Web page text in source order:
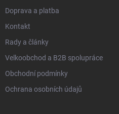
Doprava a platba
Kontakt
Rady a články
Velkoobchod a B2B spolupráce
Obchodní podmínky
Ochrana osobních údajů